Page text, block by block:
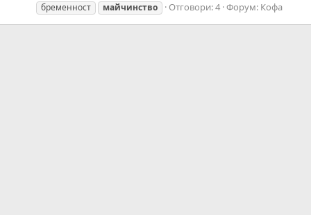
бременност
майчинство Отговори: 4 Форум: Кофа